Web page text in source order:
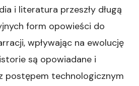
i literatura przeszły długą
form opowieści do
wpływając na ewolucję
są opowiadane i
postępem technologicznym